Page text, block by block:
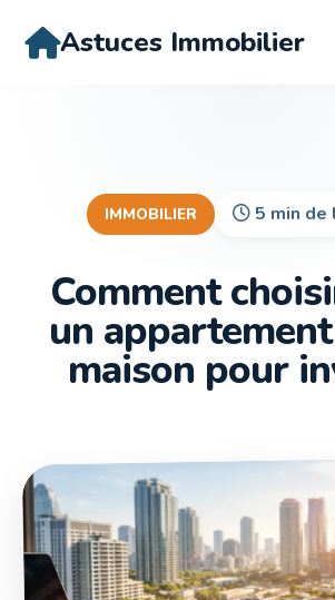
Astuces Immobilier
IMMOBILIER 5 min
Comment
un
maison pour